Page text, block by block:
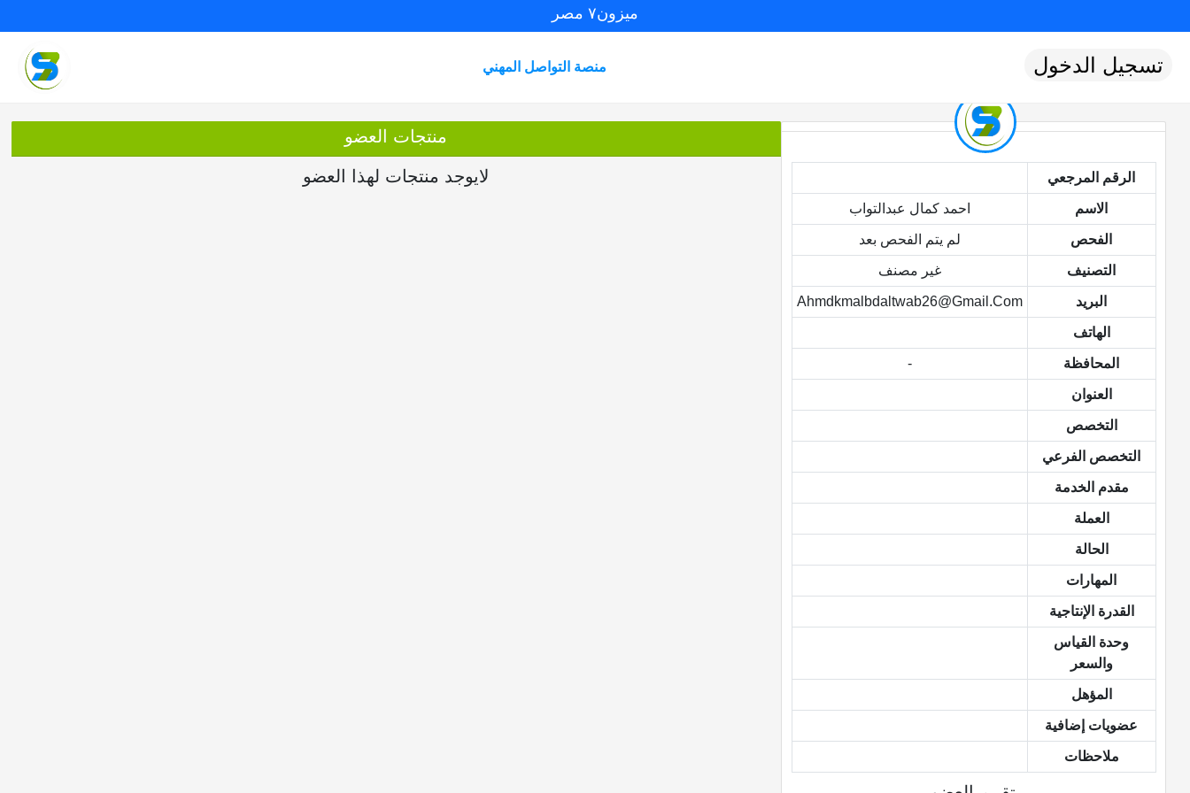
ميزون٧ مصر
منصة التواصل المهني تسجيل الدخول
الرقم المرجعي
الاسم احمد كمال عبدالتواب
الفحص لم يتم الفحص بعد
التصنيف غير مصنف
البريد Ahmdkmalbdaltwab26@gmail.com
الهاتف
المحافظة -
العنوان
التخصص
التخصص الفرعي
مقدم الخدمة
العملة
الحالة
المهارات
القدرة الإنتاجية
وحدة القياس
والسعر
المؤهل
عضويات إضافية
ملاحظات
منتجات العضو
لايوجد منتجات لهذا العضو